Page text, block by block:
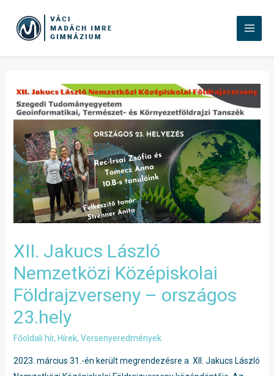
XII. Jakucs László
Nemzetközi Középiskolai
Földrajzverseny – országos
23.hely
Főoldali hír, Hírek, Versenyeredmények
2023. március 31.-én került megrendezésre a XII. Jakucs László